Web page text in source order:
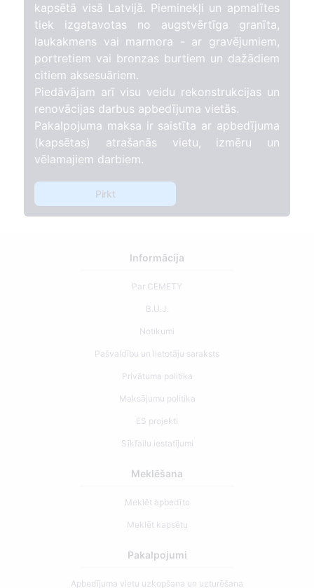
kapsētā visā Latvijā. Pieminekļi un apmalītes
tiek izgatavotas no augstvērtīga granīta,
laukakmens vai marmora - ar gravējumiem,
portretiem vai bronzas burtiem un dažādiem
citiem aksesuāriem.
Piedāvājam arī visu veidu rekonstrukcijas un
renovācijas darbus apbedījuma vietās.
Pakalpojuma maksa ir saistīta ar apbedījuma
(kapsētas) atrašanās vietu, izmēru un
vēlamajiem darbiem.
Pirkt
Informācija
Par CEMETY
B.U.J.
Notikumi
Pašvaldību un lietotāju saraksts
Privātuma politika
Maksājumu politika
ES projekti
Sīkfailu iestatījumi
Meklēšana
Meklēt apbedīto
Meklēt kapsētu
Pakalpojumi
Apbedījuma vietu uzkopšana un uzturēšana